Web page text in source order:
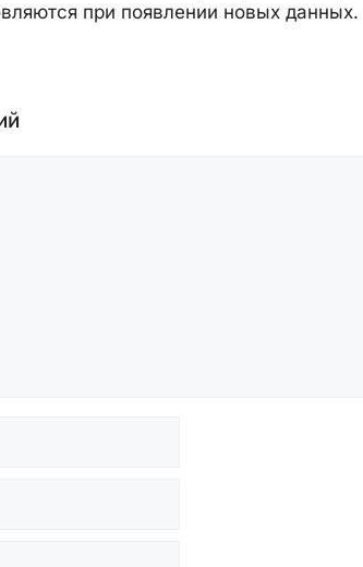
при появлении новых данных.